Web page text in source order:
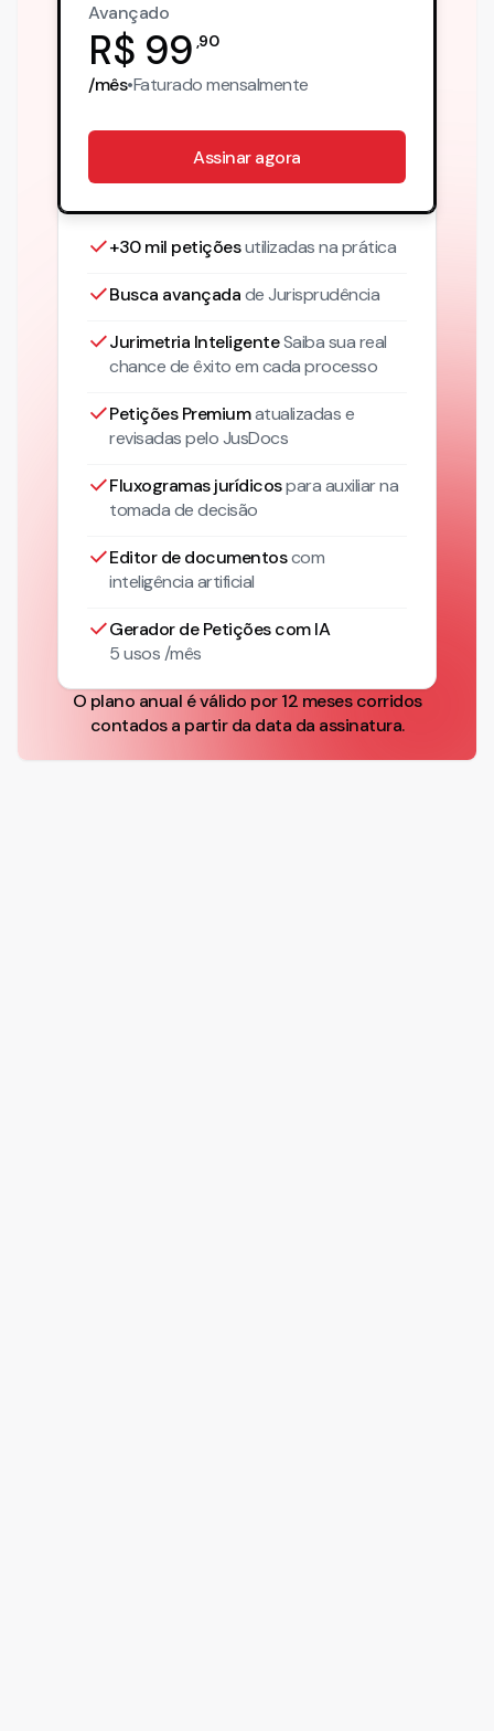
Avançado
R$ 99 ,90
/mês•Faturadomensalmente
Assinar agora
+30 mil petiçõesutilizadas na prática
Busca avançadade Jurisprudência
Jurimetria InteligenteSaiba sua real
chance de êxito em cada processo
Petições Premiumatualizadase
revisadas pelo JusDocs
Fluxogramas jurídicospara auxiliar na
tomada de decisão
Editor de documentoscom
inteligência artificial
Gerador de Petições com IA
5 usos /mês
O plano anual é válido por 12 meses corridos
contados a partir da data da assinatura.